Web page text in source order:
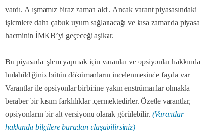
vardı. Alışmamız biraz zaman aldı. Ancak varant piyasasındaki
işlemlere daha çabuk uyum sağlanacağı ve kısa zamanda piyasa
hacminin İMKB’yi geçeceği aşikar.
Bu piyasada işlem yapmak için varanlar ve opsiyonlar hakkında
bulabildiğiniz bütün dökümanların incelenmesinde fayda var.
Varantlar ile opsiyonlar birbirine yakın enstrümanlar olmakla
beraber bir kısım farklılıklar içermektedirler. Özetle varantlar,
opsiyonların bir alt versiyonu olarak görülebilir. (Varantlar
hakkında bilgilere buradan ulaşabilirsiniz)